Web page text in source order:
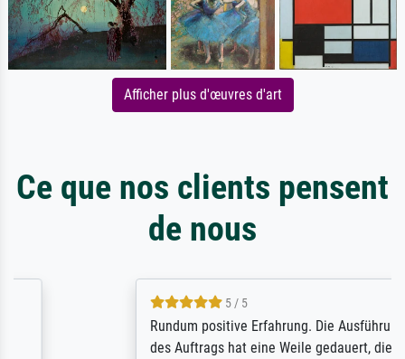
Afficher plus d'œuvres d'art
Ce que nos clients pensent
de nous
5 / 5
Rundum positive Erfahrung. Die Ausführung
des Auftrags hat eine Weile gedauert, die